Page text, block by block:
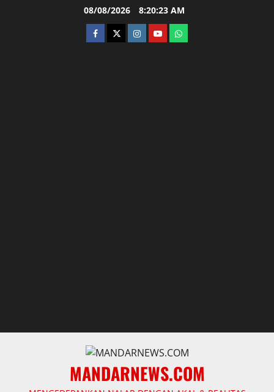
08/08/2026 8:20:24 AM
facebooktwitterinstagram.com
youtubewhatsapp
MANDARNEWS.COM